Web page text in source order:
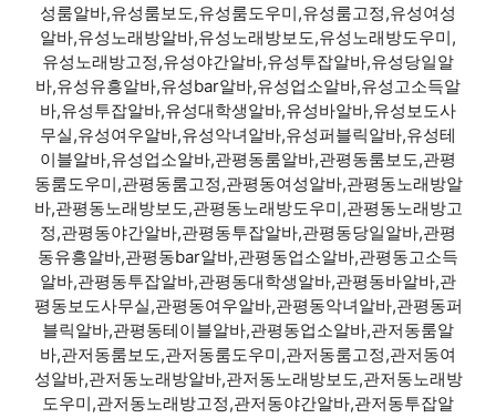
성룸알바,유성룸보도,유성룸도우미,유성룸고정,유성여성
알바,유성노래방알바,유성노래방보도,유성노래방도우미,
유성노래방고정,유성야간알바,유성투잡알바,유성당일알
바,유성유흥알바,유성bar알바,유성업소알바,유성고소득알
바,유성투잡알바,유성대학생알바,유성바알바,유성보도사
무실,유성여우알바,유성악녀알바,유성퍼블릭알바,유성테
이블알바,유성업소알바,관평동룸알바,관평동룸보도,관평
동룸도우미,관평동룸고정,관평동여성알바,관평동노래방알
바,관평동노래방보도,관평동노래방도우미,관평동노래방고
정,관평동야간알바,관평동투잡알바,관평동당일알바,관평
동유흥알바,관평동bar알바,관평동업소알바,관평동고소득
알바,관평동투잡알바,관평동대학생알바,관평동바알바,관
평동보도사무실,관평동여우알바,관평동악녀알바,관평동퍼
블릭알바,관평동테이블알바,관평동업소알바,관저동룸알
바,관저동룸보도,관저동룸도우미,관저동룸고정,관저동여
성알바,관저동노래방알바,관저동노래방보도,관저동노래방
도우미,관저동노래방고정,관저동야간알바,관저동투잡알